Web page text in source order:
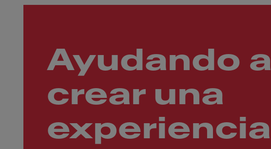
Ayudando a
crear una
experiencia